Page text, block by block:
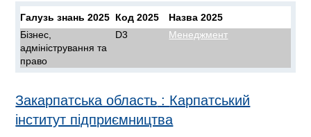
Галузь знань 2025 Код 2025
Назва 2025
Бізнес,
адміністрування та
право
D3 Менеджмент
Закарпатська область : Карпатський
інститут підприємництва